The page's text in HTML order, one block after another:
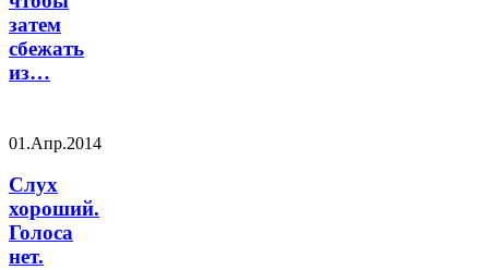
затем
сбежать
из…
01.Апр.2014
Слух
хороший.
Голоса
нет.